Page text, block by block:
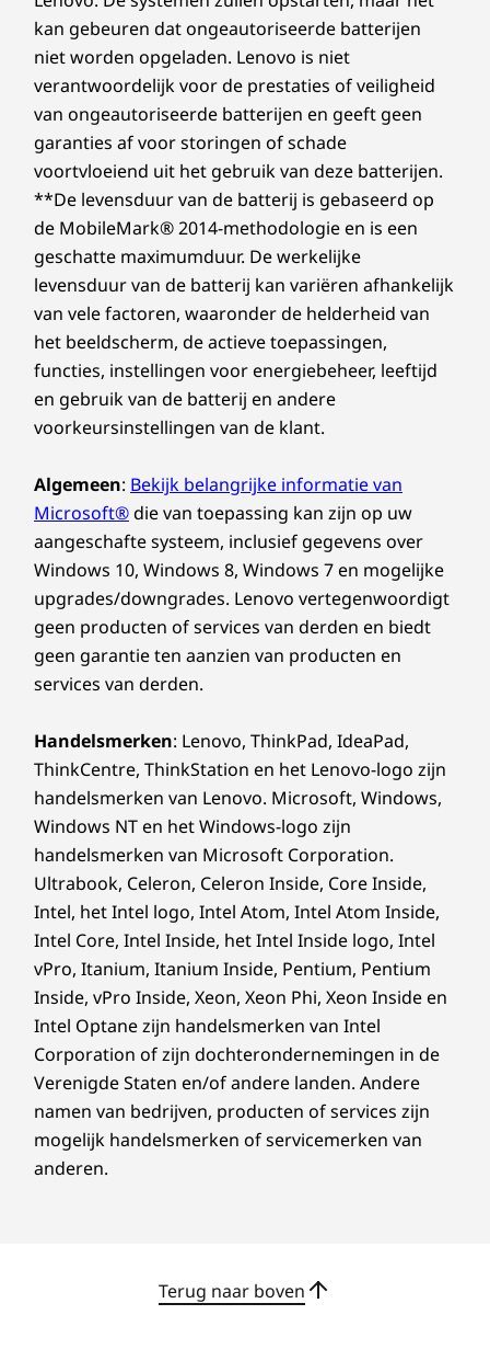
Maximale veelzijdigheid
Maak je digitale leven nog sneller en beter met
volwaardige USB-C-poorten voor een snelle
energievoorziening, weergave-uitvoer en
gegevensoverdracht. Geniet van een optionele
2-in-1 vingerafdruklezer die is geïntegreerd in
met privacyschuifje. En dankzij de grotere
batterij en snellaadtechnologie kun je na 15
minuten opladen weer twee uur lang verder
werken, zodat je nooit vertraging oploopt.
AI voor een verbeterde ervaring
Slimmer leren begint met slimmere functies
van de Lenovo AI Engine. De prestaties,
batterijduur en thermische capaciteit worden
gemaximaliseerd op basis van wat je doet, met
de adaptieve Smart Power-functie. Daarnaast
wordt je connectiviteit verbeterd via Smart
ruisonderdrukking.
Vooraf geïnstalleerde software
Alexa
Lenovo Vantage
McAfee LiveSafe™
Microsoft Office 365 (proefversie)
Windows 11 Home/Pro
Wat zit er in de doos
IdeaPad Slim 3 Gen 8 (15″ AMD)
Voedingsadapter van 65 W (Alleen bepaalde modellen)
Specificaties kunnen verschillen per regio/model.
kan gebeuren dat ongeautoriseerde batterijen
niet worden opgeladen. Lenovo is niet
verantwoordelijk voor de prestaties of veiligheid
van ongeautoriseerde batterijen en geeft geen
garanties af voor storingen of schade
voortvloeiend uit het gebruik van deze batterijen.
**De levensduur van de batterij is gebaseerd op
de MobileMark® 2014-methodologie en is een
geschatte maximumduur. De werkelijke
levensduur van de batterij kan variëren afhankelijk
van vele factoren, waaronder de helderheid van
het beeldscherm, de actieve toepassingen,
functies, instellingen voor energiebeheer, leeftijd
en gebruik van de batterij en andere
voorkeursinstellingen van de klant.
Algemeen: Bekijk belangrijke informatie van
Microsoft®die van toepassing kan zijn op uw
aangeschafte systeem, inclusief gegevens over
Windows 10, Windows 8, Windows 7 en mogelijke
upgrades/downgrades. Lenovo vertegenwoordigt
geen producten of services van derden en biedt
geen garantie ten aanzien van producten en
services van derden.
Handelsmerken: Lenovo, ThinkPad, IdeaPad,
ThinkCentre, ThinkStation en het Lenovo-logo zijn
handelsmerken van Lenovo. Microsoft, Windows,
Windows NT en het Windows-logo zijn
handelsmerken van Microsoft Corporation.
Ultrabook, Celeron, Celeron Inside, Core Inside,
Intel, het Intel logo, Intel Atom, Intel Atom Inside,
Intel Core, Intel Inside, het Intel Inside logo, Intel
vPro, Itanium, Itanium Inside, Pentium, Pentium
Inside, vPro Inside, Xeon, Xeon Phi, Xeon Inside en
Intel Optane zijn handelsmerken van Intel
Corporation of zijn dochterondernemingen in de
Verenigde Staten en/of andere landen. Andere
namen van bedrijven, producten of services zijn
mogelijk handelsmerken of servicemerken van
anderen.
Terug naar boven